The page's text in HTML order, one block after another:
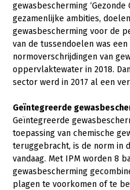
Dier
Biologische Landbouw
Geitenhouderij
Kalverhouderij
Melkveehouderij
Paardenhouderij
Pluimveehouderij
Schapenhouderij
Plant
Akkerbouw
Biologische Landbouw
Bomen, vaste planten
Fruitteelt
Glastuinbouw
Paddenstoelen
Multifunctionele
Multifunctioneel
Onderwerpen
Nieuws
Nieuwsabonnement
Webinars
Over LTO
gewasbescherming ‘Gezonde
gezamenlijke ambities,
gewasbescherming voor de
van de tussendoelen was
normoverschrijdingen van
oppervlaktewater in 2018.
sector werd in 2017 al een
Geïntegreerde
Geïntegreerde
toepassing van chemische
teruggebracht, is de norm in
vandaag. Met IPM worden 8
gewasbescherming
plagen te voorkomen of te